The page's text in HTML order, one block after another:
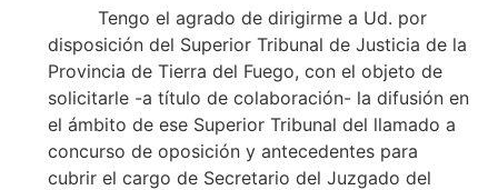
Tengo el agrado de dirigirme a Ud. por
disposición del Superior Tribunal de Justicia de la
Provincia de Tierra del Fuego, con el objeto de
solicitarle -a título de colaboración- la difusión en
el ámbito de ese Superior Tribunal del llamado a
concurso de oposición y antecedentes para
cubrir el cargo de Secretario del Juzgado del